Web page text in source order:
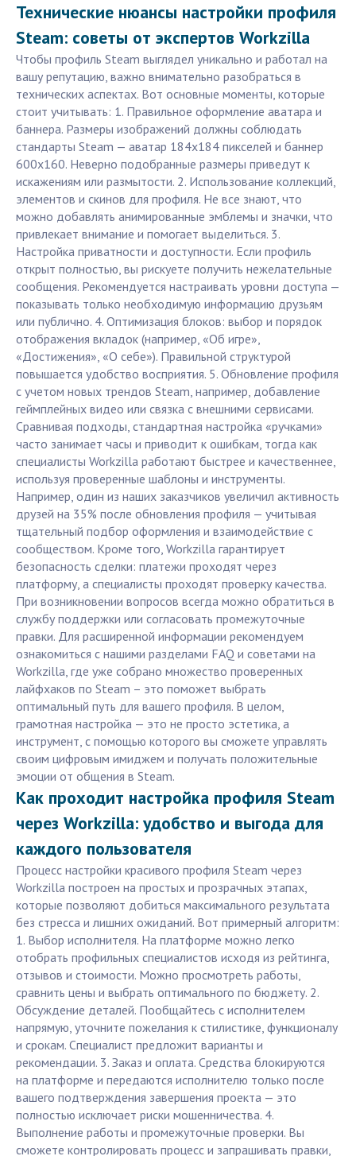
Технические нюансы настройки профиля
Steam: советы от экспертов Workzilla
Чтобы профиль Steam выглядел уникально и работал на
вашу репутацию, важно внимательно разобраться в
технических аспектах. Вот основные моменты, которые
стоит учитывать: 1. Правильное оформление аватара и
баннера. Размеры изображений должны соблюдать
стандарты Steam — аватар 184x184 пикселей и баннер
600x160. Неверно подобранные размеры приведут к
искажениям или размытости. 2. Использование коллекций,
элементов и скинов для профиля. Не все знают, что
можно добавлять анимированные эмблемы и значки, что
привлекает внимание и помогает выделиться. 3.
Настройка приватности и доступности. Если профиль
открыт полностью, вы рискуете получить нежелательные
сообщения. Рекомендуется настраивать уровни доступа —
показывать только необходимую информацию друзьям
или публично. 4. Оптимизация блоков: выбор и порядок
отображения вкладок (например, «Об игре»,
«Достижения», «О себе»). Правильной структурой
повышается удобство восприятия. 5. Обновление профиля
с учетом новых трендов Steam, например, добавление
геймплейных видео или связка с внешними сервисами.
Сравнивая подходы, стандартная настройка «ручками»
часто занимает часы и приводит к ошибкам, тогда как
специалисты Workzilla работают быстрее и качественнее,
используя проверенные шаблоны и инструменты.
Например, один из наших заказчиков увеличил активность
друзей на 35% после обновления профиля — учитывая
тщательный подбор оформления и взаимодействие с
сообществом. Кроме того, Workzilla гарантирует
безопасность сделки: платежи проходят через
платформу, а специалисты проходят проверку качества.
При возникновении вопросов всегда можно обратиться в
службу поддержки или согласовать промежуточные
правки. Для расширенной информации рекомендуем
ознакомиться с нашими разделами FAQ и советами на
Workzilla, где уже собрано множество проверенных
лайфхаков по Steam – это поможет выбрать
оптимальный путь для вашего профиля. В целом,
грамотная настройка — это не просто эстетика, а
инструмент, с помощью которого вы сможете управлять
своим цифровым имиджем и получать положительные
эмоции от общения в Steam.
Как проходит настройка профиля Steam
через Workzilla: удобство и выгода для
каждого пользователя
Процесс настройки красивого профиля Steam через
Workzilla построен на простых и прозрачных этапах,
которые позволяют добиться максимального результата
без стресса и лишних ожиданий. Вот примерный алгоритм:
1. Выбор исполнителя. На платформе можно легко
отобрать профильных специалистов исходя из рейтинга,
отзывов и стоимости. Можно просмотреть работы,
сравнить цены и выбрать оптимального по бюджету. 2.
Обсуждение деталей. Пообщайтесь с исполнителем
напрямую, уточните пожелания к стилистике, функционалу
и срокам. Специалист предложит варианты и
рекомендации. 3. Заказ и оплата. Средства блокируются
на платформе и передаются исполнителю только после
вашего подтверждения завершения проекта — это
полностью исключает риски мошенничества. 4.
Выполнение работы и промежуточные проверки. Вы
сможете контролировать процесс и запрашивать правки,